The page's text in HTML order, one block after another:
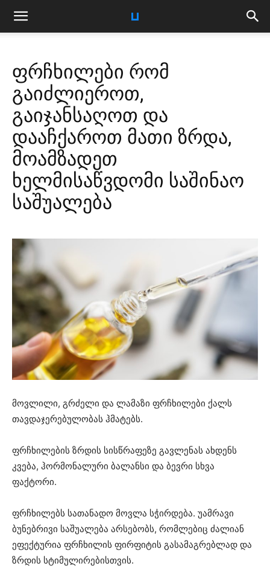
ფრჩხილები რომ
გაიძლიეროთ,
გაიჯანსაღოთ და
დააჩქაროთ მათი ზრდა,
მოამზადეთ
ხელმისაწვდომი საშინაო
საშუალება
მოვლილი, გრძელი და ლამაზი ფრჩხილები ქალს
თავდაჯერებულობას ჰმატებს.
ფრჩხილების ზრდის სისწრაფეზე გავლენას ახდენს
კვება, ჰორმონალური ბალანსი და ბევრი სხვა
ფაქტორი.
ფრჩხილებს სათანადო მოვლა სჭირდება. უამრავი
ბუნებრივი საშუალება არსებობს, რომლებიც ძალიან
ეფექტურია ფრჩხილის ფირფიტის გასამაგრებლად და
ზრდის სტიმულირებისთვის.